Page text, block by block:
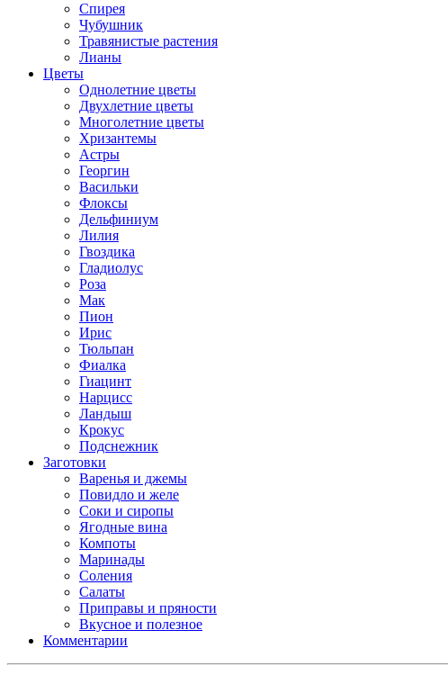
Спирея
Чубушник
Травянистые растения
Лианы
Цветы
Однолетние цветы
Двухлетние цветы
Многолетние цветы
Хризантемы
Астры
Георгин
Васильки
Флоксы
Дельфиниум
Лилия
Гвоздика
Гладиолус
Роза
Мак
Пион
Ирис
Тюльпан
Фиалка
Гиацинт
Нарцисс
Ландыш
Крокус
Подснежник
Заготовки
Варенья и джемы
Повидло и желе
Соки и сиропы
Ягодные вина
Компоты
Маринады
Соления
Салаты
Приправы и пряности
Вкусное и полезное
Комментарии